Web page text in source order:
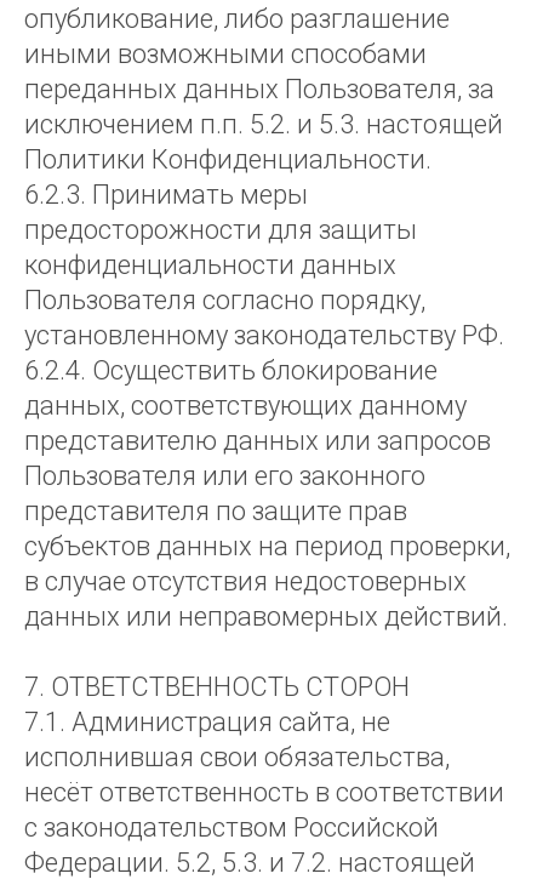
опубликование, либо разглашение
иными возможными способами
переданных данных Пользователя, за
исключением п.п. 5.2. и 5.3. настоящей
Политики Конфиденциальности.
6.2.3. Принимать меры
предосторожности для защиты
конфиденциальности данных
Пользователя согласно порядку,
установленному законодательству РФ.
6.2.4. Осуществить блокирование
данных, соответствующих данному
представителю данных или запросов
Пользователя или его законного
представителя по защите прав
субъектов данных на период проверки,
в случае отсутствия недостоверных
данных или неправомерных действий.
7. ОТВЕТСТВЕННОСТЬ СТОРОН
7.1. Администрация сайта, не
исполнившая свои обязательства,
несёт ответственность в соответствии
с законодательством Российской
Федерации. 5.2, 5.3. и 7.2. настоящей